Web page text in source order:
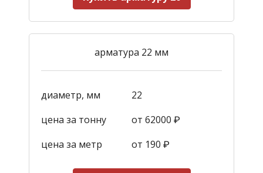
арматура 22 мм
диаметр, мм
22
цена за тонну
от 62000 ₽
цена за метр
от 190 ₽